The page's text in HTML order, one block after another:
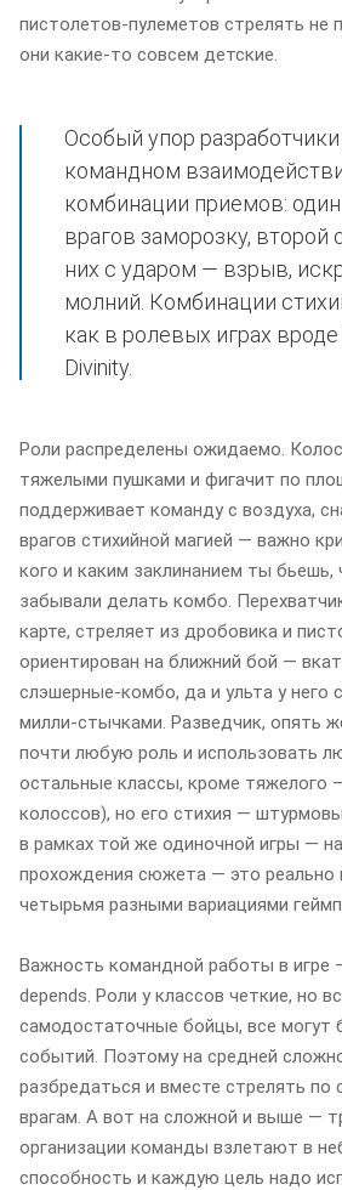
пистолетов-пулеметов стрелять не
они какие-то совсем детские.
Особый упор
командном
комбинации приемов:
врагов заморозку, второй
них с ударом — взрыв,
молний. Комбинации
как в ролевых играх вроде
Divinity.
Роли распределены ожидаемо.
тяжелыми пушками и фигачит по
поддерживает команду с воздуха,
врагов стихийной магией — важно
кого и каким заклинанием ты бьешь,
забывали делать комбо.
карте, стреляет из дробовика и
ориентирован на ближний бой —
слэшерные-комбо, да и ульта у него
милли-стычками. Разведчик, опять
почти любую роль и использовать
остальные классы, кроме тяжелого
колоссов), но его стихия —
в рамках той же одиночной игры —
прохождения сюжета — это реально
четырьмя разными вариациями
Важность командной работы в игре
depends. Роли у классов четкие, но
самодостаточные бойцы, все могут
событий. Поэтому на средней
разбредаться и вместе стрелять
врагам. А вот на сложной и выше —
организации команды взлетают в
способность и каждую цель надо